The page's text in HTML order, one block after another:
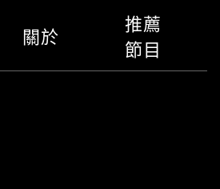
關於
推薦
節目